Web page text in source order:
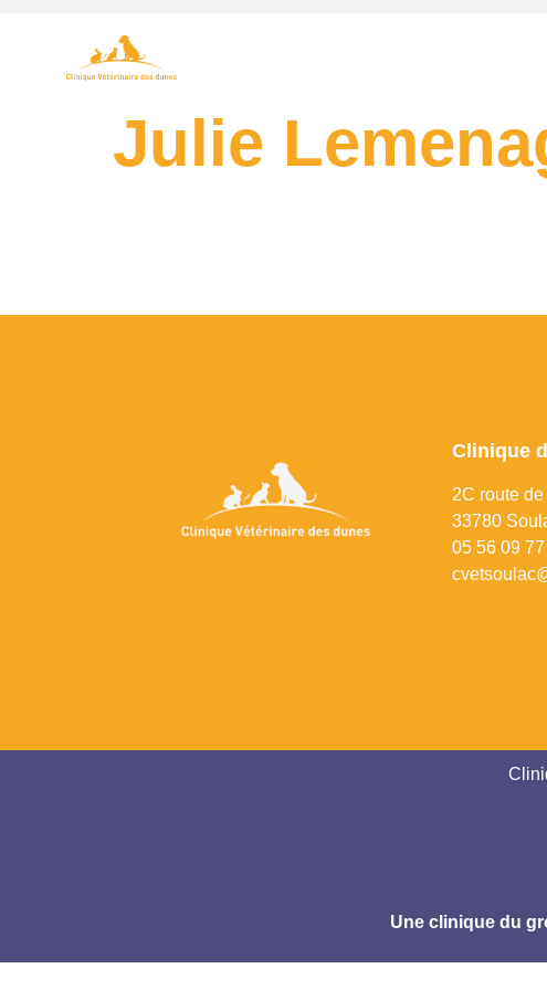
Julie
Clinique
2C route
33780
05 56 09
Une clinique du